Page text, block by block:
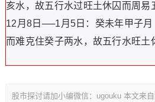
亥水，故五行水过旺土休囚而周易
12月8日──1月5日：癸未年甲子
而难克住癸子两水，故五行水旺土
股市探讨请加小编微信：ugouku 本文来